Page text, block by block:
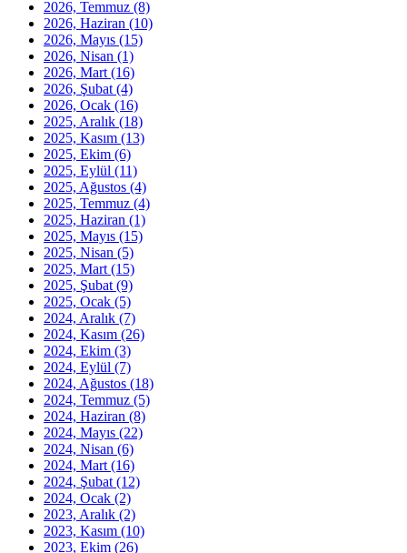
2026, Temmuz (8)
2026, Haziran (10)
2026, Mayıs (15)
2026, Nisan (1)
2026, Mart (16)
2026, Şubat (4)
2026, Ocak (16)
2025, Aralık (18)
2025, Kasım (13)
2025, Ekim (6)
2025, Eylül (11)
2025, Ağustos (4)
2025, Temmuz (4)
2025, Haziran (1)
2025, Mayıs (15)
2025, Nisan (5)
2025, Mart (15)
2025, Şubat (9)
2025, Ocak (5)
2024, Aralık (7)
2024, Kasım (26)
2024, Ekim (3)
2024, Eylül (7)
2024, Ağustos (18)
2024, Temmuz (5)
2024, Haziran (8)
2024, Mayıs (22)
2024, Nisan (6)
2024, Mart (16)
2024, Şubat (12)
2024, Ocak (2)
2023, Aralık (2)
2023, Kasım (10)
2023, Ekim (26)